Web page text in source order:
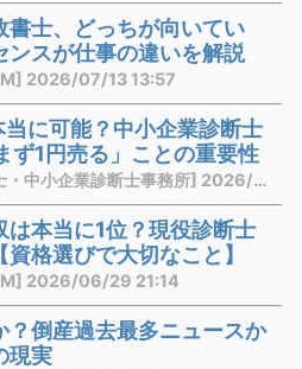
書士、どっちが向いてい
ンスが仕事の違いを解説
2026/07/13 13:57
に可能？中小企業診断士
ず1円売る」ことの重要性
[HATA行政書士・中小企業診断士事務所] 2026/07/03 21:10
は本当に1位？現役診断士
格選びで大切なこと】
2026/06/29 21:14
？倒産過去最多ニュースか
現実